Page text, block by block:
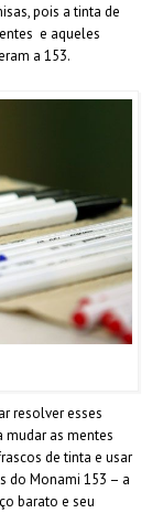
pois a tinta de
e aqueles
a 153.
resolver esses
mudar as mentes
de tinta e usar
do Monami 153 – a
barato e seu